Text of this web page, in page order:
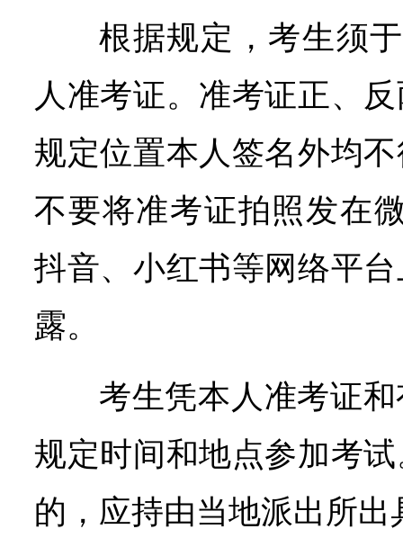
根据规定，考生须
人准考证。准考证正、
规定位置本人签名外均
不要将准考证拍照发在
抖音、小红书等网络平
露。
考生凭本人准考证
规定时间和地点参加考
的，应持由当地派出所